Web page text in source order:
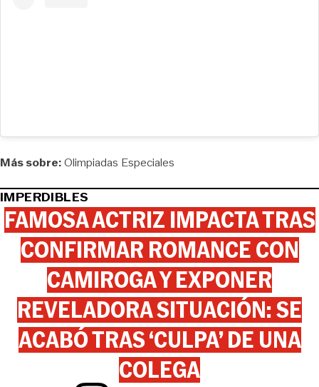
Más sobre:Olimpiadas Especiales
IMPERDIBLES
FAMOSA ACTRIZ IMPACTA TRAS
CONFIRMAR ROMANCE CON
CAMIROGA Y EXPONER
REVELADORA SITUACIÓN: SE
ACABÓ TRAS ‘CULPA’ DE UNA
COLEGA